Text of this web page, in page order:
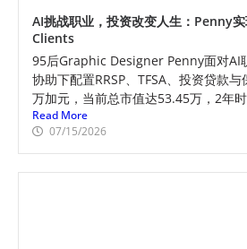
AI挑战职业，投资改变人生：Penny
Clients
95后Graphic Designer Penny面对AI
协助下配置RRSP、TFSA、投资贷款
万加元，当前总市值达53.45万，2年
Read More
07/15/2026